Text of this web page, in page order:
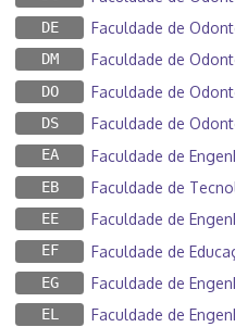
DE Faculdade de
DM Faculdade de
DO Faculdade de
DS Faculdade de
EA Faculdade de
EB Faculdade de
EE Faculdade de
EF Faculdade de
EG Faculdade de
EL Faculdade de